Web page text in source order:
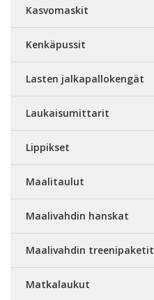
Kasvomaskit
Kenkäpussit
Lasten jalkapallokengät
Laukaisumittarit
Lippikset
Maalitaulut
Maalivahdin hanskat
Maalivahdin treenipaketit
Matkalaukut